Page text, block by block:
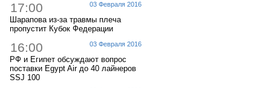
03 Февраля 2016
17:00
Шарапова из-за травмы плеча
пропустит Кубок Федерации
03 Февраля 2016
16:00
РФ и Египет обсуждают вопрос
поставки Egypt Air до 40 лайнеров
SSJ 100